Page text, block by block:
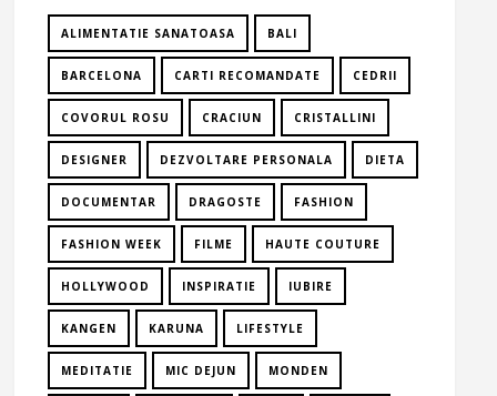
ALIMENTATIE SANATOASA BALI
BARCELONA CARTI RECOMANDATE CEDRII
COVORUL ROSU CRACIUN CRISTALLINI
DESIGNER DEZVOLTARE PERSONALA DIETA
DOCUMENTAR DRAGOSTE FASHION
FASHION WEEK FILME HAUTE COUTURE
HOLLYWOOD INSPIRATIE IUBIRE
KANGEN KARUNA LIFESTYLE
MEDITATIE MIC DEJUN MONDEN